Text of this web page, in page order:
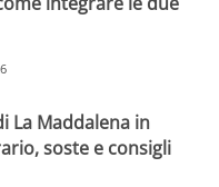
La Maddalena in
soste e consigli